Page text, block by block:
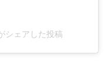
シェアした投稿